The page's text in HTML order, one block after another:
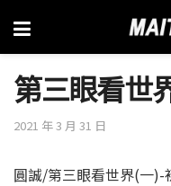
第三眼看世
2021 年 3 月 31 日
圓誠/第三眼看世界(一)-